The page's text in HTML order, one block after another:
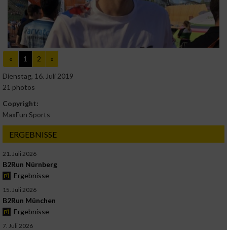
« 1 2
»
Dienstag, 16. Juli 2019
21 photos
Copyright:
MaxFun Sports
ERGEBNISSE
21. Juli 2026
B2Run Nürnberg
Ergebnisse
15. Juli 2026
B2Run München
Ergebnisse
7. Juli 2026